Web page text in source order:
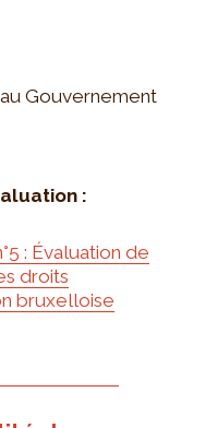
Gouvernement
:
: Évaluation de
droits
bruxelloise